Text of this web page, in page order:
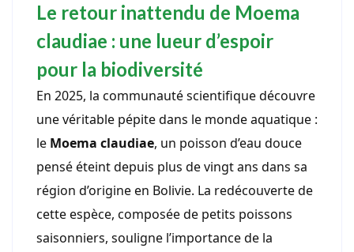
Le retour inattendu de Moema
claudiae : une lueur d’espoir
pour la biodiversité
En 2025, la communauté scientifique découvre
une véritable pépite dans le monde aquatique :
le Moema claudiae, un poisson d’eau douce
pensé éteint depuis plus de vingt ans dans sa
région d’origine en Bolivie. La redécouverte de
cette espèce, composée de petits poissons
saisonniers, souligne l’importance de la